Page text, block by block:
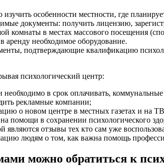
изучить особенности местности, где
документы: получить лицензию,
комнаты в местах массового посещения
аренду необходимое оборудование.
подтверждающие квалификацию
психологический центр:
необходимо в срок оплачивать,
рекламные компании;
о новом центре в местных газетах и на
помощи в сохранении психологического
являются отзывы тех кто сам уже
людям о том, как важна помощь
можно обратиться к